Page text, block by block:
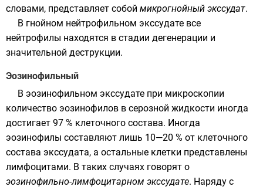
словами, представляет собой микрогнойный экссудат.
В гнойном нейтрофильном экссудате все
нейтрофилы находятся в стадии дегенерации и
значительной деструкции.
Эозинофильный
В эозинофильном экссудате при микроскопии
количество эозинофилов в серозной жидкости иногда
достигает 97 % клеточного состава. Иногда
эозинофилы составляют лишь 10—20 % от клеточного
состава экссудата, а остальные клетки представлены
лимфоцитами. В таких случаях говорят о
эозинофильно-лимфоцитарном экссудате. Наряду с